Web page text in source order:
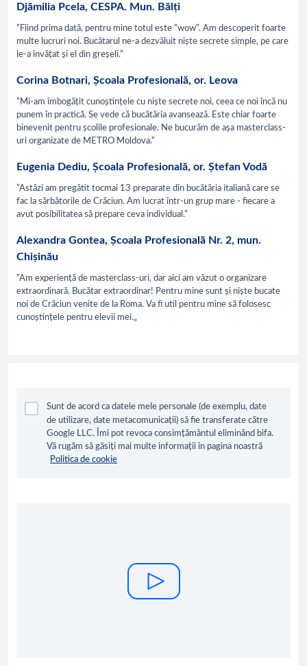
Djămilia Pcela, CESPA. Mun. Bălți
”Fiind prima dată, pentru mine totul este ”wow”. Am descoperit foarte
multe lucruri noi. Bucătarul ne-a dezvăluit niște secrete simple, pe care
le-a învățat și el din greșeli.”
Corina Botnari, Școala Profesională, or. Leova
”Mi-am îmbogățit cunoștințele cu niște secrete noi, ceea ce noi încă nu
punem în practică. Se vede că bucătăria avansează. Este chiar foarte
binevenit pentru școlile profesionale. Ne bucurăm de așa masterclass-
uri organizate de METRO Moldova.”
Eugenia Dediu, Școala Profesională, or. Ștefan Vodă
”Astăzi am pregătit tocmai 13 preparate din bucătăria italiană care se
fac la sărbătorile de Crăciun. Am lucrat într-un grup mare - fiecare a
avut posibilitatea să prepare ceva individual.”
Alexandra Gontea, Școala Profesională Nr. 2, mun.
Chișinău
”Am experiență de masterclass-uri, dar aici am văzut o organizare
extraordinară. Bucătar extraordinar! Pentru mine sunt și niște bucate
noi de Crăciun venite de la Roma. Va fi util pentru mine să folosesc
cunoștințele pentru elevii mei.„
Sunt de acord ca datele mele personale (de exemplu, date
de utilizare, date metacomunicații) să fie transferate către
Google LLC. Îmi pot revoca consimțământul eliminând bifa.
Vă rugăm să găsiți mai multe informații în pagina noastră
Politica de cookie